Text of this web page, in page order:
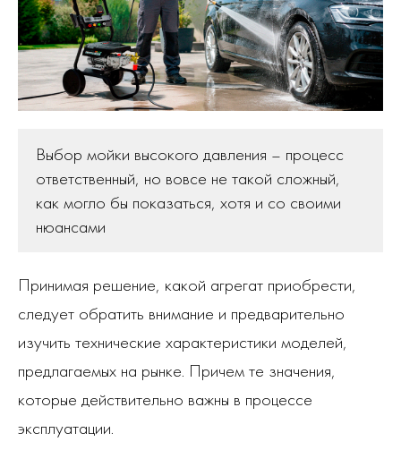
Выбор мойки высокого давления – процесс
ответственный, но вовсе не такой сложный,
как могло бы показаться, хотя и со своими
нюансами
Принимая решение, какой агрегат приобрести,
следует обратить внимание и предварительно
изучить технические характеристики моделей,
предлагаемых на рынке. Причем те значения,
которые действительно важны в процессе
эксплуатации.